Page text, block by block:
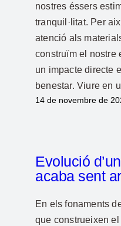
nostres éssers
tranquil·litat. Per
atenció als
construïm el nostre
un impacte directe
benestar. Viure en
14 de novembre de
Evolució
acaba sent
En els fonaments
que construeixen